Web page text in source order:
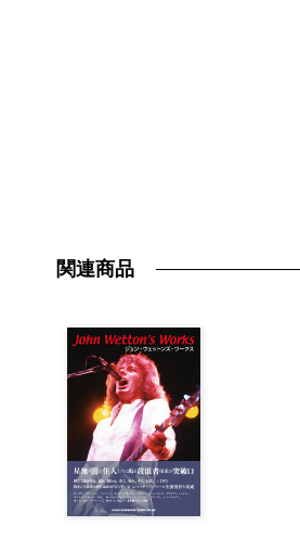
関連商品